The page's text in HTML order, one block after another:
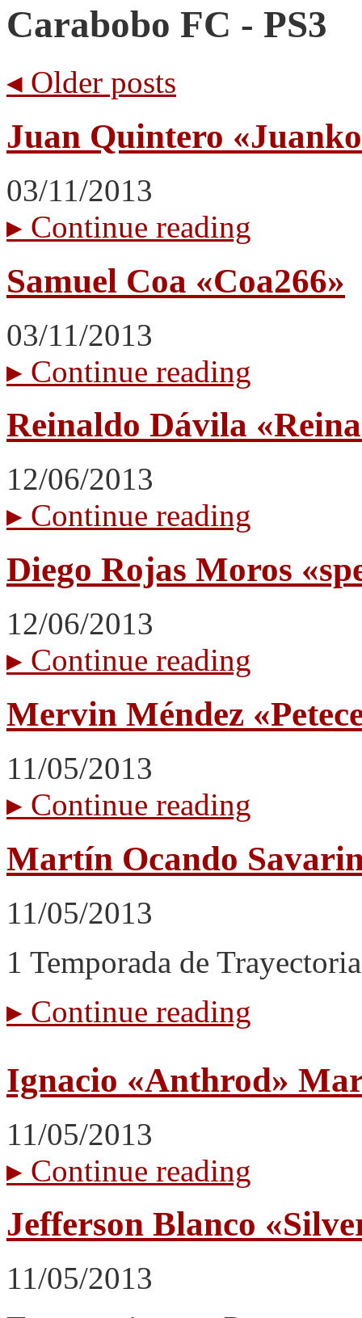
Carabobo FC - PS3
◂ Older posts
Juan Quintero
03/11/2013
▸ Continue reading
Samuel Coa «Coa266»
03/11/2013
▸ Continue reading
Reinaldo Dávila
12/06/2013
▸ Continue reading
Diego Rojas Moros
12/06/2013
▸ Continue reading
Mervin Méndez
11/05/2013
▸ Continue reading
Martín Ocando
11/05/2013
1 Temporada de
▸ Continue reading
Ignacio «Anthrod»
11/05/2013
▸ Continue reading
Jefferson Blanco
11/05/2013